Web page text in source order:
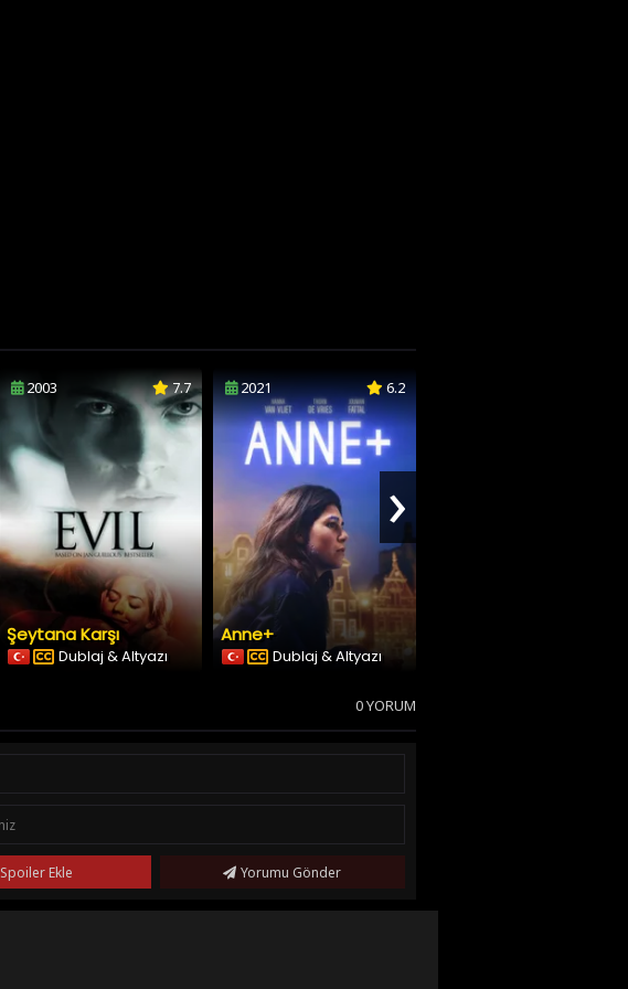
2003 7.7
Şeytana Karşı
Dublaj & Altyazı
2021 6.2
Anne+
Dublaj & Altyazı
›
0 YORUM
Spoiler Ekle Yorumu Gönder